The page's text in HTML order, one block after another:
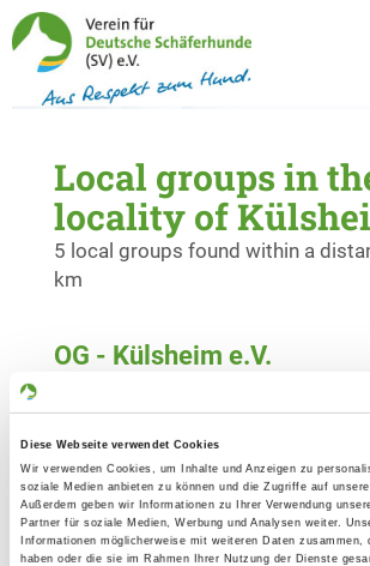
Diese Webseite verwendet Cookies
Wir verwenden Cookies, um Inhalte und Anzeigen zu
soziale Medien anbieten zu können und die Zugriffe auf
Außerdem geben wir Informationen zu Ihrer Verwendung
Partner für soziale Medien, Werbung und Analysen weiter.
Informationen möglicherweise mit weiteren Daten zusammen,
haben oder die sie im Rahmen Ihrer Nutzung der Dienste
Local groups in
locality of
5 local groups found within a
km
OG - Külsheim e.V.
97900 Külsheim
OG - Walldürn
Am Höpfinger Wäldchen
74731 Walldürn